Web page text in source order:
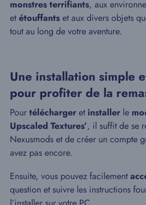
monstres terrifiants, aux
etétouffantset aux divers objets
tout au long de votre aventure.
Une installation simple
pour profiter de la
Pourtéléchargeretinstaller le
Upscaled Textures’, il suffit de se
Nexusmods et de créer un compte
avez pas encore.
Ensuite, vous pouvez facilement
question et suivre les instructions